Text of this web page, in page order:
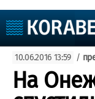
Судоходство
Судоремонт
События
10.06.2016 13:59 /
На